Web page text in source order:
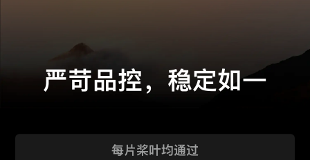
严苛品控，稳定如一
每片桨叶均通过